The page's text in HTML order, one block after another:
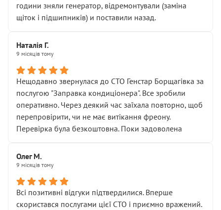
години зняли генератор, відремонтували (заміна
щіток і підшипників) и поставили назад.
Наталія Г.
9 місяців тому
Нещодавно звернулася до СТО Генстар Борщагівка за
послугою "Заправка кондиціонера". Все зробили
оперативно. Через деякий час заїхала повторно, щоб
перепровірити, чи не має витікання фреону.
Перевірка була безкоштовна. Поки задоволена
Олег М.
9 місяців тому
Всі позитивні відгуки підтвердилися. Вперше
скористався послугами цієї СТО і приємно вражений.